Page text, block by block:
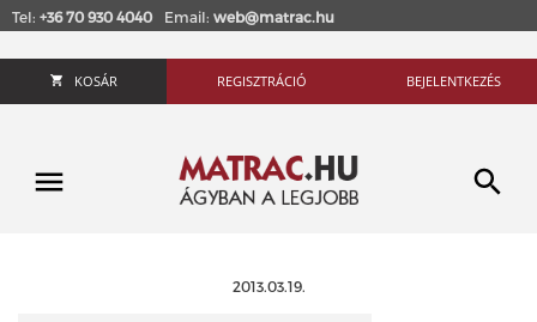
Tel: +36 70 930 4040 Email: web@matrac.hu
KOSÁR REGISZTRÁCIÓ BEJELENTKEZÉS
2013.03.19.